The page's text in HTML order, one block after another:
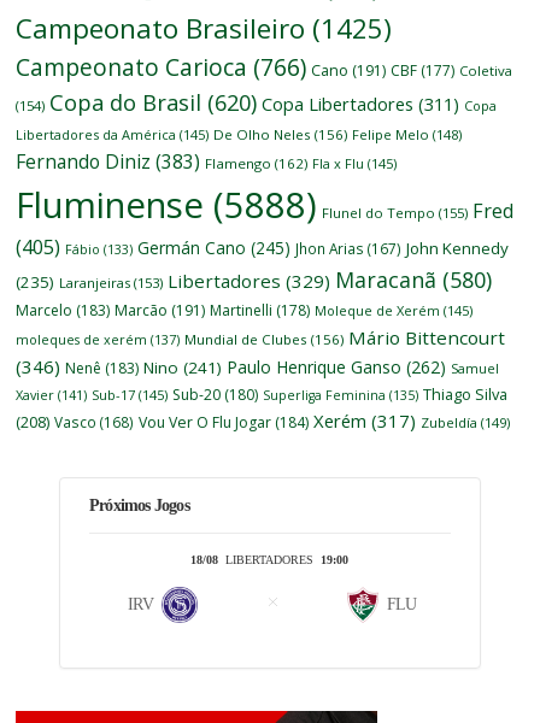
Campeonato Brasileiro (1425)
Campeonato Carioca (766) Cano (191) CBF (177) Coletiva
(154) Copa do Brasil (620) Copa Libertadores (311) Copa
Libertadores da América (145) De Olho Neles (156) Felipe Melo (148)
Fernando Diniz (383) Flamengo (162) Fla x Flu (145)
Fluminense (5888) Flunel do Tempo (155) Fred
(405) Fábio (133) Germán Cano (245) Jhon Arias (167) John Kennedy
(235) Laranjeiras (153) Libertadores (329) Maracanã (580)
Marcelo (183) Marcão (191) Martinelli (178) Moleque de Xerém (145)
moleques de xerém (137) Mundial de Clubes (156) Mário Bittencourt
(346) Nenê (183) Nino (241) Paulo Henrique Ganso (262) Samuel
Xavier (141) Sub-17 (145) Sub-20 (180) Superliga Feminina (135) Thiago Silva
(208) Vasco (168) Vou Ver O Flu Jogar (184) Xerém (317) Zubeldía (149)
Próximos Jogos
18/08 LIBERTADORES 19:00
IRV FLU